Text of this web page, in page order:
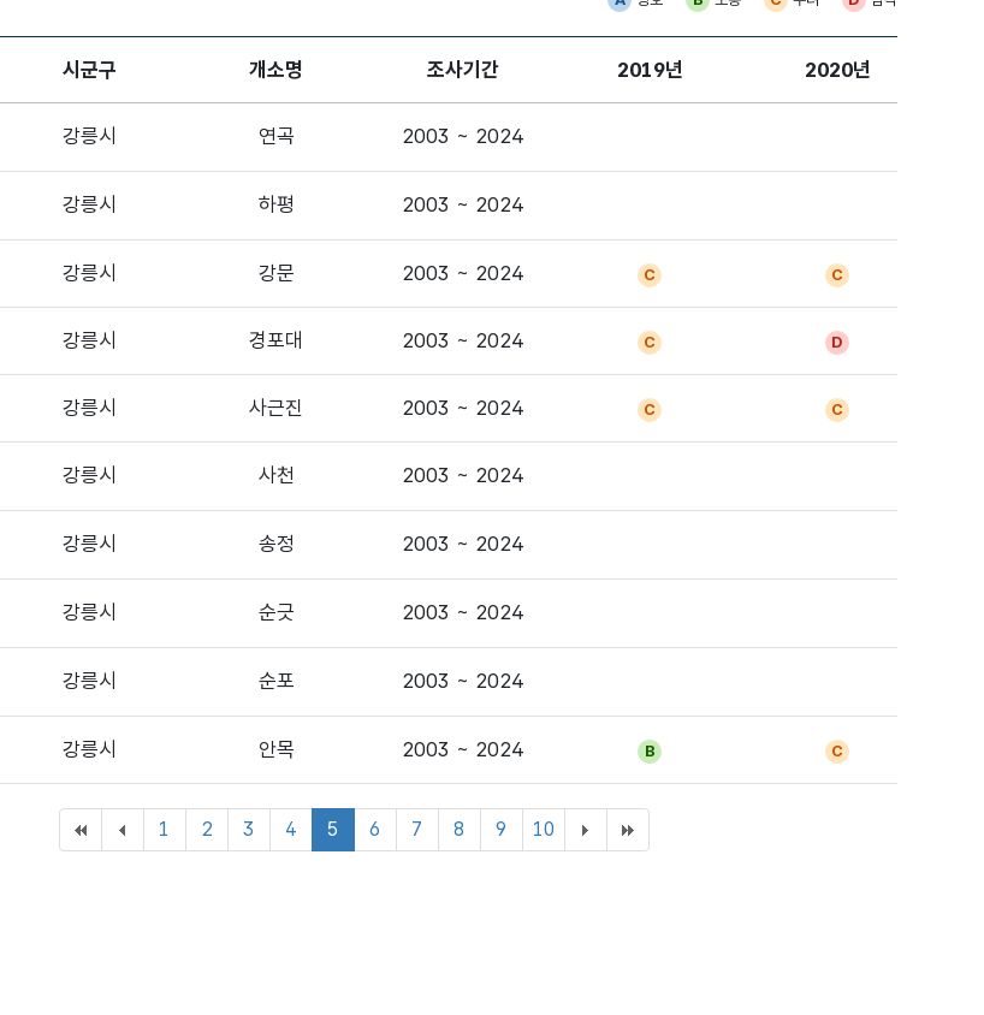
시군구 개소명 조사기간 2019년 2020년
강릉시 연곡상세보기 2003 ~ 2024상세보기
강릉시 하평 2003 ~ 2024상세보기
강릉시 강문상세보기 2003 ~ 2024상세보기 C C
강릉시 경포대 2003 ~ 2024상세보기 C D
강릉시 사근진 2003 ~ 2024상세보기 C C
강릉시 사천 2003 ~ 2024상세보기
강릉시 송정 2003 ~ 2024상세보기
강릉시 순긋상세보기 2003 ~ 2024상세보기
강릉시 순포상세보기 2003 ~ 2024상세보기
강릉시 안목상세보기 2003 ~ 2024상세보기 B C
1 2 3 4 5 6 7 8 9 10